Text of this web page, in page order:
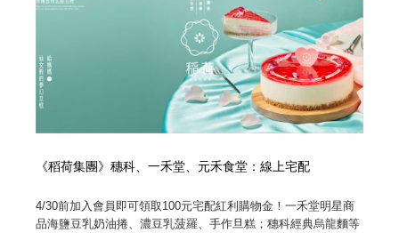
《稻荷集團》穗科、一禾堂、元禾食堂：線上宅配
4/30前加入會員即可領取100元宅配紅利購物金！一禾堂明星商
品海鹽豆乳奶油捲、濃豆乳菠羅、手作旦糕；穗科經典烏龍麵等